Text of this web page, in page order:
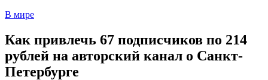
В мире
Как привлечь 67 подписчиков по 214
рублей на авторский канал о Санкт-
Петербурге